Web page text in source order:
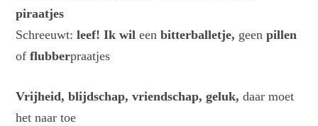
piraatjes
Schreeuwt: leef! Ik wileenbitterballetje, geen pillen
of flubberpraatjes
Vrijheid, blijdschap, vriendschap, geluk,daar moet
het naar toe